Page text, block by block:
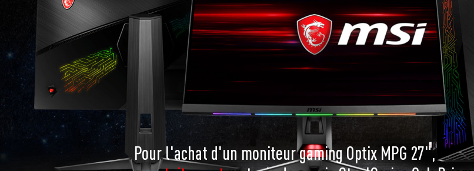
Pour l'achat d'un moniteur gaming Optix MPG 27",